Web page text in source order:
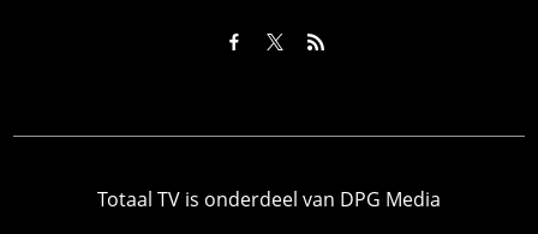
Totaal TV is onderdeel van DPG Media